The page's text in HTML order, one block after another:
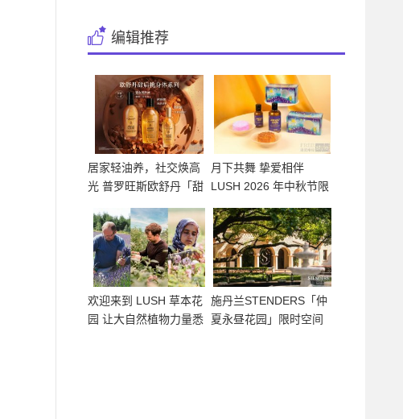
编辑推荐
居家轻油养，社交焕高
光 普罗旺斯欧舒丹「甜
月下共舞 挚爱相伴
LUSH 2026 年中秋节限
欢迎来到 LUSH 草本花
园 让大自然植物力量悉
施丹兰STENDERS「仲
夏永昼花园」限时空间